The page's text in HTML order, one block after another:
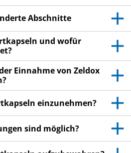
Sie es nicht an Dritte weiter.
schaden, auch wenn
haben wie Sie.
bemerken, wenden Sie
Apotheker. Dies gilt auch
die nicht in dieser
sind. Siehe Abschnitt
Abschnitte
und wofür
Einnahme von Zeldox
einzunehmen?
sind möglich?